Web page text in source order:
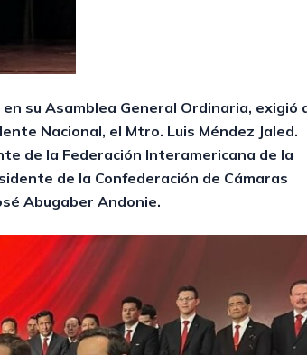
su Asamblea General Ordinaria, exigió
Nacional, el Mtro. Luis Méndez Jaled.
de la Federación Interamericana de la
de la Confederación de Cámaras
Abugaber Andonie.